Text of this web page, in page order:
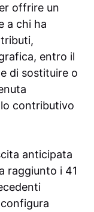
offrire un
a chi ha
entro il
di sostituire o
contributivo
anticipata
raggiunto i 41